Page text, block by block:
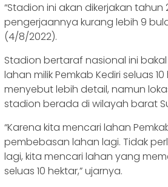
“Stadion ini akan dikerjakan tahun
pengerjaannya kurang lebih 9
(4/8/2022).
Stadion bertaraf nasional ini
lahan milik Pemkab Kediri seluas
menyebut lebih detail, namun
stadion berada di wilayah barat
“Karena kita mencari lahan
pembebasan lahan lagi. Tidak
lagi, kita mencari lahan yang
seluas 10 hektar,” ujarnya.